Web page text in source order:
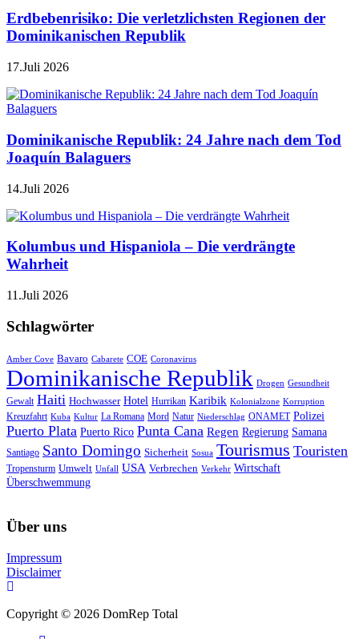
Erdbebenrisiko: Die verletzlichsten Regionen der
Dominikanischen Republik
17.Juli 2026
Dominikanische Republik: 24 Jahre nach dem Tod
Joaquín Balaguers
14.Juli 2026
Kolumbus und Hispaniola – Die verdrängte
Wahrheit
11.Juli 2026
Schlagwörter
Amber Cove Bavaro Cabarete COE Coronavirus
Dominikanische Republik Drogen Gesundheit
Gewalt Haiti Hochwasser Hotel Hurrikan Karibik Kolonialzone Korruption
Kreuzfahrt Kuba Kultur La Romana Mord Natur Niederschlag ONAMET Polizei
Puerto Plata Puerto Rico Punta Cana Regen Regierung Samana
Santiago Santo Domingo Sicherheit Sosua Tourismus Touristen
Tropensturm Umwelt Unfall USA Verbrechen Verkehr Wirtschaft
Überschwemmung
Über uns
Impressum
Disclaimer
Copyright © 2026 DomRep Total